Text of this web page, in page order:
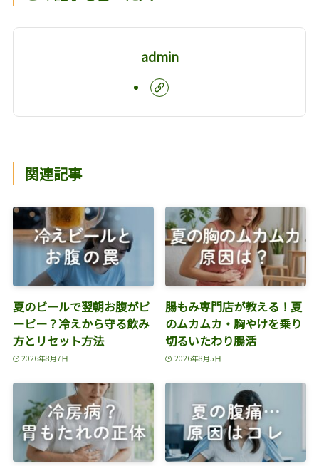
admin
関連記事
夏のビールで翌朝お腹がピ
ーピー？冷えから守る飲み
方とリセット方法
2026年8月7日
腸もみ専門店が教える！夏
のムカムカ・胸やけを乗り
切るいたわり腸活
2026年8月5日